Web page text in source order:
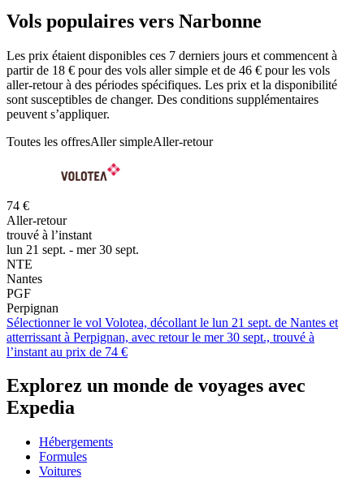
Vols populaires vers Narbonne
Les prix étaient disponibles ces 7 derniers jours et commencent à
partir de 18 € pour des vols aller simple et de 46 € pour les vols
aller-retour à des périodes spécifiques. Les prix et la disponibilité
sont susceptibles de changer. Des conditions supplémentaires
peuvent s’appliquer.
Toutes les offresAller simpleAller-retour
74 €
Aller-retour
trouvé à l’instant
lun 21 sept. - mer 30 sept.
NTE
Nantes
PGF
Perpignan
Sélectionner le vol Volotea, décollant le lun 21 sept. de Nantes et
atterrissant à Perpignan, avec retour le mer 30 sept., trouvé à
l’instant au prix de 74 €
Explorez un monde de voyages avec
Expedia
Hébergements
Formules
Voitures